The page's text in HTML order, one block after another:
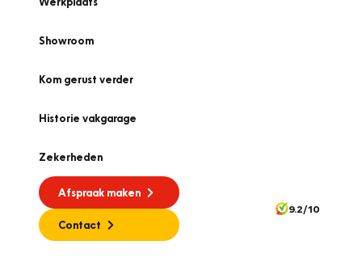
Showroom
Kom gerust verder
Historie vakgarage
Zekerheden
Afspraak maken
Contact
9.2/10